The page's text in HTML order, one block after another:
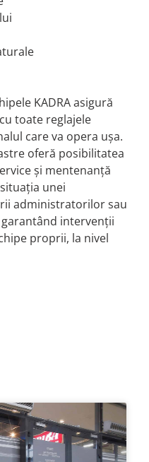
KADRA asigură
toate reglajele
care va opera ușa.
oferă posibilitatea
și mentenanță
unei
administratorilor sau
intervenții
proprii, la nivel